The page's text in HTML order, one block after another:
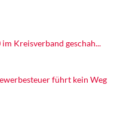
Kreisverband geschah...
führt kein Weg